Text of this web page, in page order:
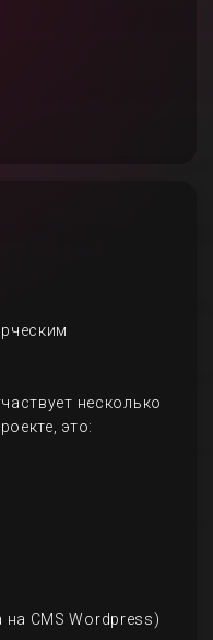
несколько
это:
CMS Wordpress)